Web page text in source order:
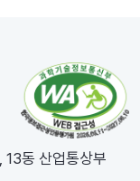
동 산업통상부